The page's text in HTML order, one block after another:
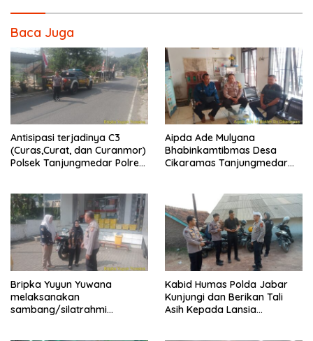
Baca Juga
Antisipasi terjadinya C3
(Curas,Curat, dan Curanmor)
Polsek Tanjungmedar Polres
hari
Aipda Ade Mulyana
Bhabinkamtibmas Desa
Cikaramas Tanjungmedar
sambang/silatrahmi
kamtibmas
Bripka Yuyun Yuwana
melaksanakan
sambang/silatrahmi
Kabid Humas Polda Jabar
Kunjungi dan Berikan Tali
Asih Kepada Lansia